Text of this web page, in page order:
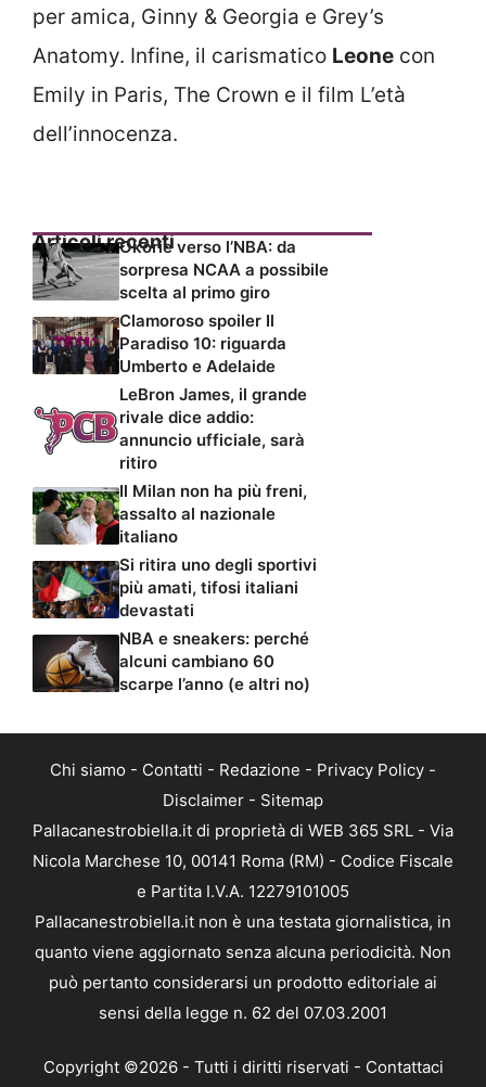
per amica, Ginny & Georgia e Grey’s
Anatomy. Infine, il carismatico Leone con
Emily in Paris, The Crown e il film L’età
dell’innocenza.
Articoli recentiOkorie verso l’NBA: da
sorpresa NCAA a possibile
scelta al primo giro
Clamoroso spoiler Il
Paradiso 10: riguarda
Umberto e Adelaide
LeBron James, il grande
rivale dice addio:
annuncio ufficiale, sarà
ritiro
Il Milan non ha più freni,
assalto al nazionale
italiano
Si ritira uno degli sportivi
più amati, tifosi italiani
devastati
NBA e sneakers: perché
alcuni cambiano 60
scarpe l’anno (e altri no)
Chi siamo - Contatti - Redazione - Privacy Policy -
Disclaimer - Sitemap
Pallacanestrobiella.it di proprietà di WEB 365 SRL - Via
Nicola Marchese 10, 00141 Roma (RM) - Codice Fiscale
e Partita I.V.A. 12279101005
Pallacanestrobiella.it non è una testata giornalistica, in
quanto viene aggiornato senza alcuna periodicità. Non
può pertanto considerarsi un prodotto editoriale ai
sensi della legge n. 62 del 07.03.2001
Copyright ©2026 - Tutti i diritti riservati - Contattaci